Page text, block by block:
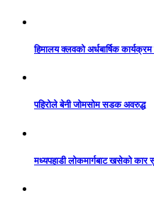
हिमालय क्लवको अर्धबार्षिक
पहिरोले बेनी जोमसोम सडक अवरुद्ध
मध्यपहाडी लोकमार्गबाट खसेको कार